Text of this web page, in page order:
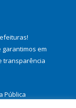
!
garantimos em
transparência
Pública